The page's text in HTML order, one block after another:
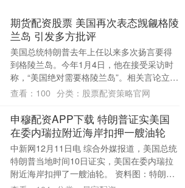
期货配资股票 美国再次表态觊觎格陵
兰岛 引发多方批评
美国总统特朗普去年上任以来多次扬言要得
到格陵兰岛。今年1月4日，他在接受采访时
称，“美国绝对需要格陵兰岛”。相关言论立即
引发丹麦和格陵兰岛以及欧洲多国的强烈批
查看： 100 分类： 股票配资策略官网
申穆配资APP下载 特朗普证实美国
在委内瑞拉附近海岸扣押一艘油轮
中新网12月11日电 综合外媒报道，美国总统
特朗普当地时间10日证实，美国在委内瑞拉
附近海岸扣押了一艘油轮。 资料图：特朗普